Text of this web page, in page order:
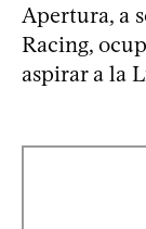
Apertura, a
Racing,
aspirar a la